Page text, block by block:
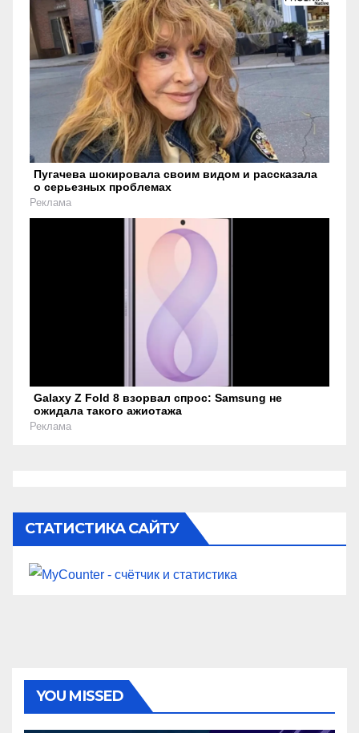
Пугачева шокировала своим видом и рассказала
о серьезных проблемах
Реклама
Galaxy Z Fold 8 взорвал спрос: Samsung не
ожидала такого ажиотажа
Реклама
СТАТИСТИКА САЙТУ
YOU MISSED